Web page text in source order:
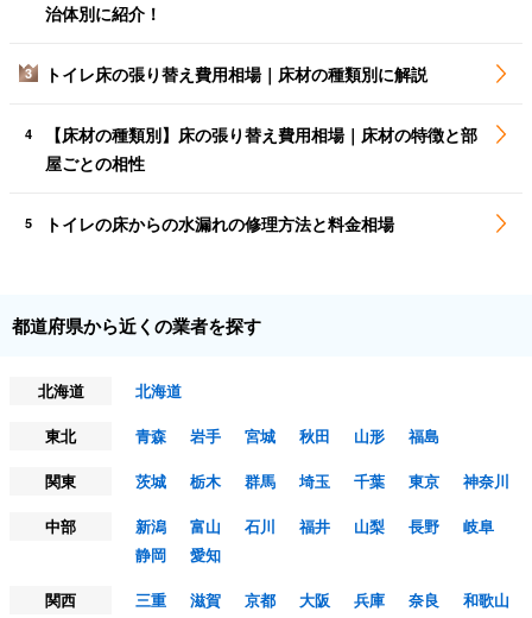
治体別に紹介！
3 トイレ床の張り替え費用相場｜床材の種類別に解説
4
【床材の種類別】床の張り替え費用相場｜床材の特徴と部
屋ごとの相性
5 トイレの床からの水漏れの修理方法と料金相場
都道府県から近くの業者を探す
北海道
北海道
東北
青森 岩手 宮城 秋田 山形
福島
関東
茨城 栃木 群馬 埼玉 千葉 東京
神奈川
中部
新潟 富山 石川 福井 山梨 長野
岐阜
静岡
愛知
関西
三重 滋賀 京都 大阪 兵庫 奈良
和歌山